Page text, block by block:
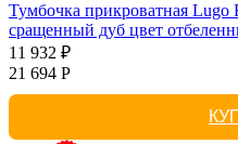
Тумбочка прикроватная Lugo
сращенный дуб цвет
11 932 ₽
21 694 Р